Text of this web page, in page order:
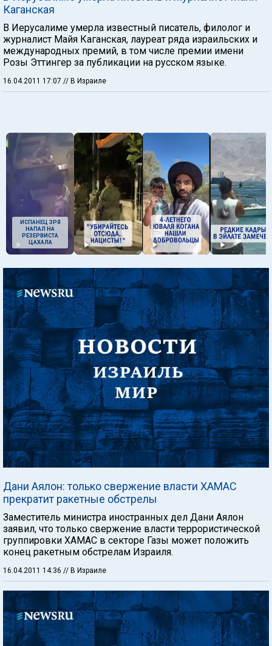
Каганская
В Иерусалиме умерла известный писатель, филолог и
журналист Майя Каганская, лауреат ряда израильских и
международных премий, в том числе премии имени
Розы Эттингер за публикации на русском языке.
16.04.2011 17:07 // В Израиле
ИСПАНЕЦ ЗРЯ
НАПАЛ НА
РЕЗЕРВИСТА
ЦАХАЛА
Дани Аялон: только свержение власти ХАМАС
прекратит ракетные обстрелы
Заместитель министра иностранных дел Дани Аялон
заявил, что только свержение власти террористической
группировки ХАМАС в секторе Газы может положить
конец ракетным обстрелам Израиля.
16.04.2011 14:36 // В Израиле